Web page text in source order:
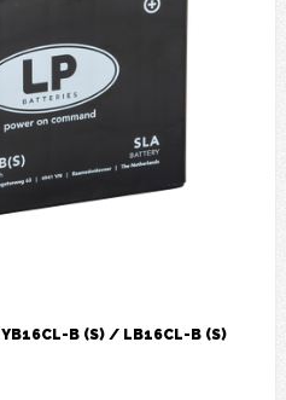
YB16CL-B (S) / LB16CL-B (S)